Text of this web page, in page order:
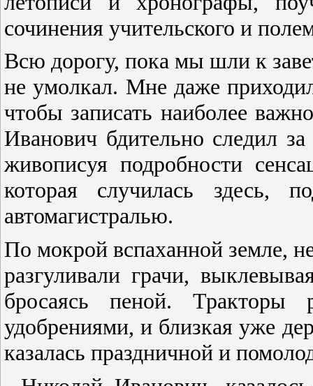
сочинения учительского и
Всю дорогу, пока мы шли к
не умолкал. Мне даже
чтобы записать наиболее
Иванович бдительно следил
живописуя подробности
которая случилась здесь,
автомагистралью.
По мокрой вспаханной земле,
разгуливали грачи,
бросаясь пеной.
удобрениями, и близкая уже
казалась праздничной и